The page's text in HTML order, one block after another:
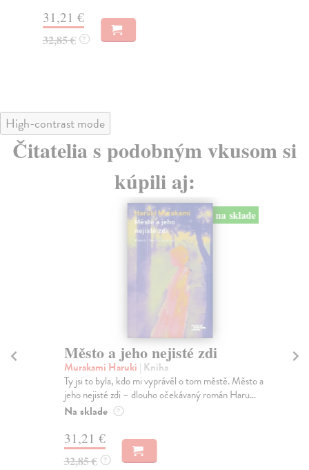
31,21 €
32,85 € ?
High-contrast mode
Čitatelia s podobným vkusom si
kúpili aj:
na sklade
Město a jeho nejisté zdi
Murakami Haruki| Kniha
Ty jsi to byla, kdo mi vyprávěl o tom městě. Město a
jeho nejisté zdi – dlouho očekávaný román Haru...
Na sklade ?
31,21 €
32,85 € ?